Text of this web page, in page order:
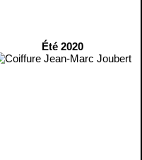
Été 2020